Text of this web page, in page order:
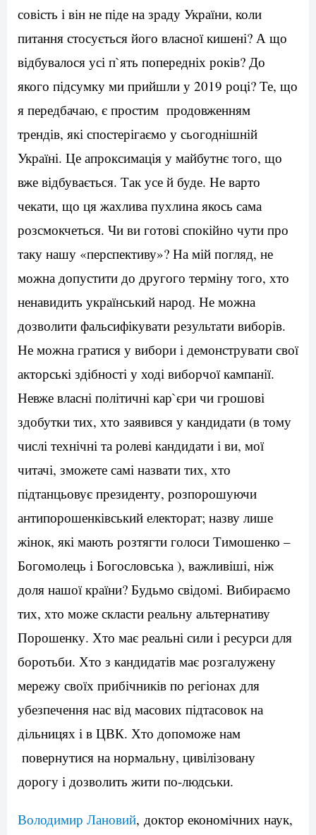
совість і він не піде на зраду України, коли
питання стосується його власної кишені? А що
відбувалося усі п`ять попередніх років? До
якого підсумку ми прийшли у 2019 році? Те, що
я передбачаю, є простим продовженням
трендів, які спостерігаємо у сьогоднішній
Україні. Це апроксимація у майбутнє того, що
вже відбувається. Так усе й буде. Не варто
чекати, що ця жахлива пухлина якось сама
розсмокчеться. Чи ви готові спокійно чути про
таку нашу «перспективу»? На мій погляд, не
можна допустити до другого терміну того, хто
ненавидить український народ. Не можна
дозволити фальсифікувати результати виборів.
Не можна гратися у вибори і демонструвати свої
акторські здібності у ході виборчої кампанії.
Невже власні політичні кар`єри чи грошові
здобутки тих, хто заявився у кандидати (в тому
числі технічні та ролеві кандидати і ви, мої
читачі, зможете самі назвати тих, хто
підтанцьовує президенту, розпорошуючи
антипорошенківський електорат; назву лише
жінок, які мають розтягти голоси Тимошенко –
Богомолець і Богословська ), важливіші, ніж
доля нашої країни? Будьмо свідомі. Вибираємо
тих, хто може скласти реальну альтернативу
Порошенку. Хто має реальні сили і ресурси для
боротьби. Хто з кандидатів має розгалужену
мережу своїх прибічників по регіонах для
убезпечення нас від масових підтасовок на
дільницях і в ЦВК. Хто допоможе нам
повернутися на нормальну, цивілізовану
дорогу і дозволить жити по-людськи.
Володимир Лановий, доктор економічних наук,